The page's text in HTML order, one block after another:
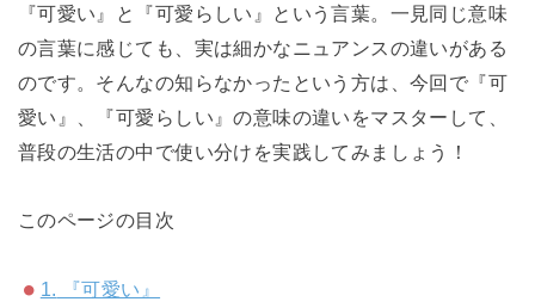
『可愛い』と『可愛らしい』という言葉。一見同じ意味
の言葉に感じても、実は細かなニュアンスの違いがある
のです。そんなの知らなかったという方は、今回で『可
愛い』、『可愛らしい』の意味の違いをマスターして、
普段の生活の中で使い分けを実践してみましょう！
このページの目次
1. 『可愛い』